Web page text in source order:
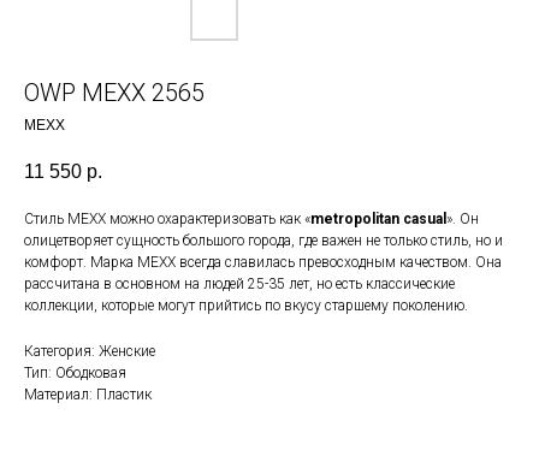
OWP MEXX 2565
MEXX
11 550 р.
Стиль MEXX можно охарактеризовать как «metropolitan casual ». Он
олицетворяет сущность большого города, где важен не только стиль, но и
комфорт. Марка MEXX всегда славилась превосходным качеством. Она
рассчитана в основном на людей 25-35 лет, но есть классические
коллекции, которые могут прийтись по вкусу старшему поколению.
Категория: Женские
Тип: Ободковая
Материал: Пластик